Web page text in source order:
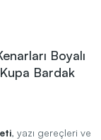
Boyalı
Bardak
, yazı gereçleri ve